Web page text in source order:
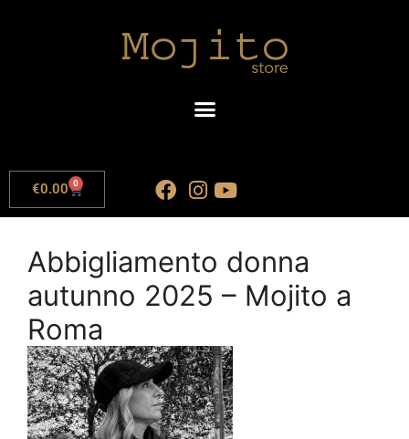
€0.00 0
Abbigliamento donna
autunno 2025 – Mojito a
Roma